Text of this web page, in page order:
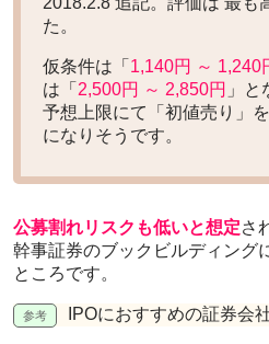
た。
仮条件は「 1,140円 ～ 1,240
は「 2,500円 ～ 2,850円 」と
予想上限にて「初値売り」
になりそうです。
公募割れリスクも低いと想定さ
幹事証券のブックビルディング
ところです。
IPOにおすすめの証券会